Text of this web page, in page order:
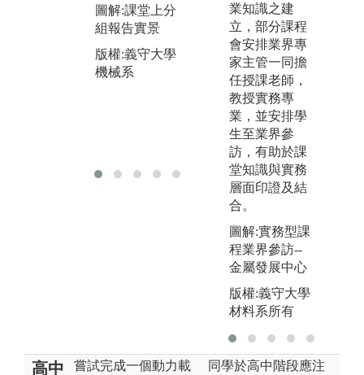
圖解:課堂上分
組報告實景
版權:義守大學
機械系
手。
圖解:電腦機械
製圖實景(CA
D/CAM)
版權:義守大學
機械系
業知識之建
立，部分課程
會安排業界專
家主管一同擔
任授課老師，
教授實務專
業，並安排學
生至業界參
訪，有助於課
堂知識與實務
層面印證及結
合。
圖解:實務型課
程業界參訪--
金屬發展中心
版權:義守大學
材料系所有
高中 嘗試完成一個動力載 同學於高中階段應注